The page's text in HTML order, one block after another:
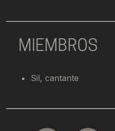
MIEMBROS
Sil, cantante